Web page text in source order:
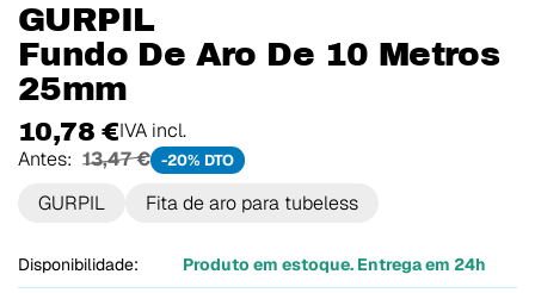
GURPIL
Fundo De Aro De 10 Metros
25mm
10,78 €IVA incl.
Antes: 13,47 € -20% DTO
GURPIL Fita de aro para tubeless
Disponibilidade: Produto em estoque. Entrega em 24h